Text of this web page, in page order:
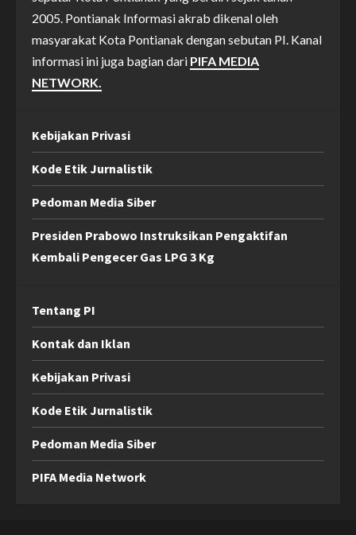
2005. Pontianak Informasi akrab dikenal oleh
masyarakat Kota Pontianak dengan sebutan PI. Kanal
informasi ini juga bagian dari PIFA MEDIA
NETWORK.
Kebijakan Privasi
Kode Etik Jurnalistik
Pedoman Media Siber
Presiden Prabowo Instruksikan Pengaktifan
Kembali Pengecer Gas LPG 3 Kg
Tentang PI
Kontak dan Iklan
Kebijakan Privasi
Kode Etik Jurnalistik
Pedoman Media Siber
PIFA Media Network